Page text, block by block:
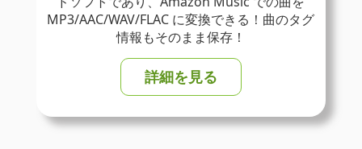
MP3/AAC/WAV/FLAC に変換できる！曲のタグ
情報もそのまま保存！
詳細を見る